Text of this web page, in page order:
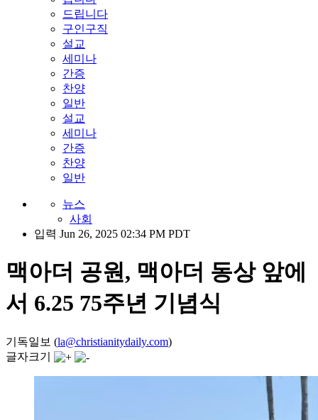
드립니다
구인구직
설교
세미나
간증
찬양
일반
설교
세미나
간증
찬양
일반
뉴스
사회
입력 Jun 26, 2025 02:34 PM PDT
맥아더 공원, 맥아더 동상 앞에
서 6.25 75주년 기념식
기독일보 (la@christianitydaily.com)
글자크기